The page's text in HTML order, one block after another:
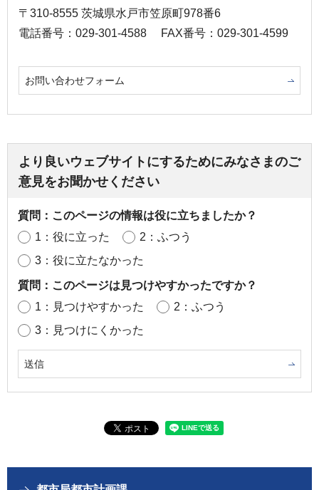
〒310-8555 茨城県水戸市笠原町978番6
電話番号：029-301-4588
FAX番号：029-301-4599
お問い合わせフォーム
より良いウェブサイトにするためにみなさまのご
意見をお聞かせください
質問：このページの情報は役に立ちましたか？
1：役に立った
2：ふつう
3：役に立たなかった
質問：このページは見つけやすかったですか？
1：見つけやすかった
2：ふつう
3：見つけにくかった